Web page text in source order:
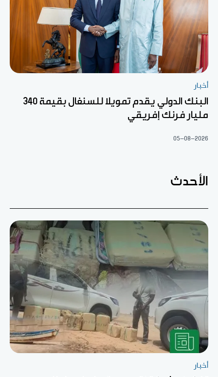
أخبار
البنك الدولي يقدم تمويلا للسنغال بقيمة 340
مليار فرنك إفريقي
05-08-2026
الأحدث
أخبار